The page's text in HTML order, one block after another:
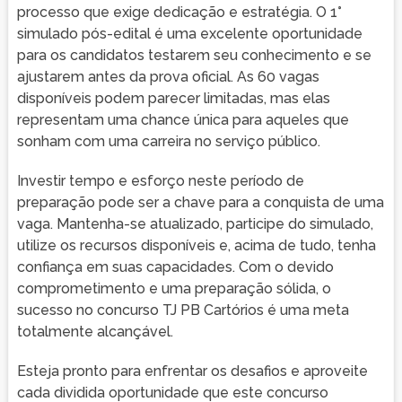
processo que exige dedicação e estratégia. O 1°
simulado pós-edital é uma excelente oportunidade
para os candidatos testarem seu conhecimento e se
ajustarem antes da prova oficial. As 60 vagas
disponíveis podem parecer limitadas, mas elas
representam uma chance única para aqueles que
sonham com uma carreira no serviço público.
Investir tempo e esforço neste período de
preparação pode ser a chave para a conquista de uma
vaga. Mantenha-se atualizado, participe do simulado,
utilize os recursos disponíveis e, acima de tudo, tenha
confiança em suas capacidades. Com o devido
comprometimento e uma preparação sólida, o
sucesso no concurso TJ PB Cartórios é uma meta
totalmente alcançável.
Esteja pronto para enfrentar os desafios e aproveite
cada dividida oportunidade que este concurso